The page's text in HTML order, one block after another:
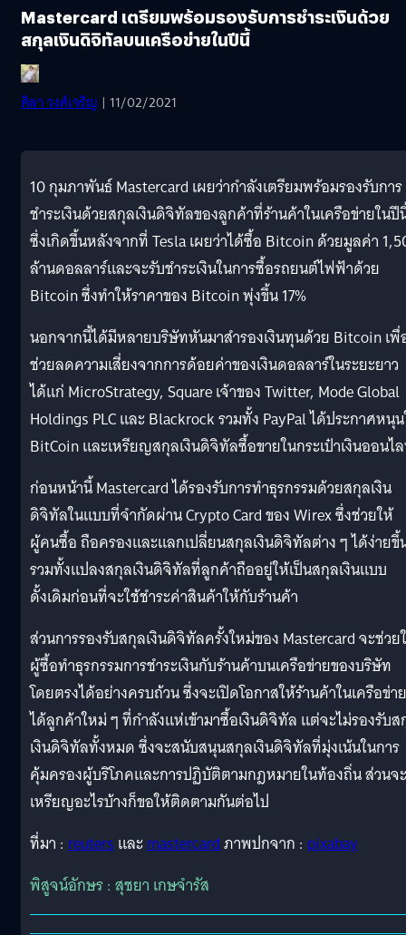
Mastercard เตรียมพร้อมรองรับการชำระเงินด้วย
สกุลเงินดิจิทัลบนเครือข่ายในปีนี้
ศิลา วงศ์เจริญ | 11/02/2021
10 กุมภาพันธ์ Mastercard เผยว่ากำลังเตรียมพร้อมรองรับการ
ชำระเงินด้วยสกุลเงินดิจิทัลของลูกค้าที่ร้านค้าในเครือข่ายในปี
ซึ่งเกิดขึ้นหลังจากที่ Tesla เผยว่าได้ซื้อ Bitcoin ด้วยมูลค่า
ล้านดอลลาร์และจะรับชำระเงินในการซื้อรถยนต์ไฟฟ้าด้วย
Bitcoin ซึ่งทำให้ราคาของ Bitcoin พุ่งขึ้น 17%
นอกจากนี้ได้มีหลายบริษัทหันมาสำรองเงินทุนด้วย Bitcoin เพื่
ช่วยลดความเสี่ยงจากการด้อยค่าของเงินดอลลาร์ในระยะยาว
ได้แก่ MicroStrategy, Square เจ้าของ Twitter, Mode Global
Holdings PLC และ Blackrock รวมทั้ง PayPal ได้ประกาศหนุ
BitCoin และเหรียญสกุลเงินดิจิทัลซื้อขายในกระเป๋าเงินออนไ
ก่อนหน้านี้ Mastercard ได้รองรับการทำธุรกรรมด้วยสกุลเงิน
ดิจิทัลในแบบที่จำกัดผ่าน Crypto Card ของ Wirex ซึ่งช่วยให้
ผู้คนซื้อ ถือครองและแลกเปลี่ยนสกุลเงินดิจิทัลต่าง ๆ ได้ง่ายขึ้
รวมทั้งแปลงสกุลเงินดิจิทัลที่ลูกค้าถืออยู่ให้เป็นสกุลเงินแบบ
ดั้งเดิมก่อนที่จะใช้ชำระค่าสินค้าให้กับร้านค้า
ส่วนการรองรับสกุลเงินดิจิทัลครั้งใหม่ของ Mastercard จะช่วย
ผู้ซื้อทำธุรกรรมการชำระเงินกับร้านค้าบนเครือข่ายของบริษัท
โดยตรงได้อย่างครบถ้วน ซึ่งจะเปิดโอกาสให้ร้านค้าในเครือข่าย
ได้ลูกค้าใหม่ ๆ ที่กำลังแห่เข้ามาซื้อเงินดิจิทัล แต่จะไม่รองรับ
เงินดิจิทัลทั้งหมด ซึ่งจะสนับสนุนสกุลเงินดิจิทัลที่มุ่งเน้นในการ
คุ้มครองผู้บริโภคและการปฏิบัติตามกฎหมายในท้องถิ่น ส่วนจ
เหรียญอะไรบ้างก็ขอให้ติดตามกันต่อไป
ที่มา : reutersและmastercardภาพปกจาก : pixabay
พิสูจน์อักษร : สุชยา เกษจำรัส